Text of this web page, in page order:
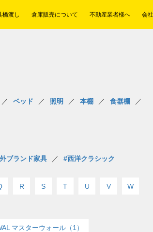
橋渡し 倉庫販売について 不動産業者様へ 会
ベッド 照明 本棚
食器棚
ブランド家具 #西洋クラシック
R S T U V W
マスターウォール（1）